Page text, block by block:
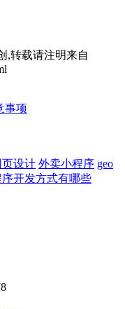
,转载请注明来自
事项
设计 外卖小程序 geo
开发方式有哪些